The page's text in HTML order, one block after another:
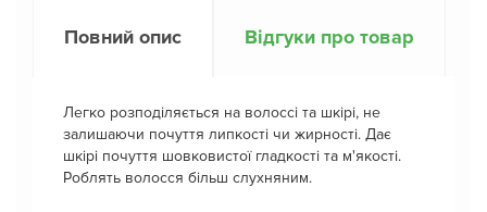
Повний опис Відгуки про товар
Легко розподіляється на волоссі та шкірі, не
залишаючи почуття липкості чи жирності. Дає
шкірі почуття шовковистої гладкості та м'якості.
Роблять волосся більш слухняним.